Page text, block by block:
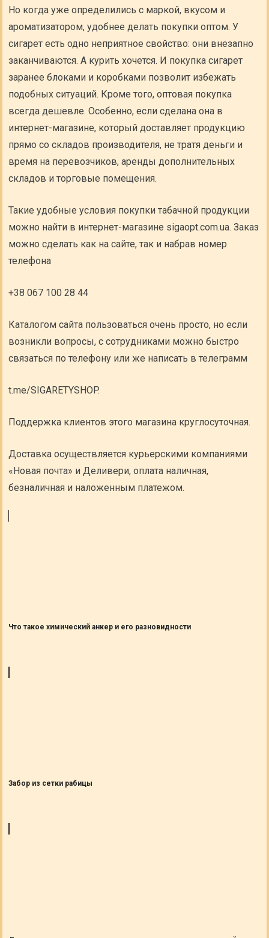
Но когда уже определились с маркой, вкусом и
ароматизатором, удобнее делать покупки оптом. У
сигарет есть одно неприятное свойство: они внезапно
заканчиваются. А курить хочется. И покупка сигарет
заранее блоками и коробками позволит избежать
подобных ситуаций. Кроме того, оптовая покупка
всегда дешевле. Особенно, если сделана она в
интернет-магазине, который доставляет продукцию
прямо со складов производителя, не тратя деньги и
время на перевозчиков, аренды дополнительных
складов и торговые помещения.
Такие удобные условия покупки табачной продукции
можно найти в интернет-магазине sigaopt.com.ua. Заказ
можно сделать как на сайте, так и набрав номер
телефона
+38 067 100 28 44
Каталогом сайта пользоваться очень просто, но если
возникли вопросы, с сотрудниками можно быстро
связаться по телефону или же написать в телеграмм
t.me/SIGARETYSHOP.
Поддержка клиентов этого магазина круглосуточная.
Доставка осуществляется курьерскими компаниями
«Новая почта» и Деливери, оплата наличная,
безналичная и наложенным платежом.
Что такое химический анкер и его разновидности
Забор из сетки рабицы